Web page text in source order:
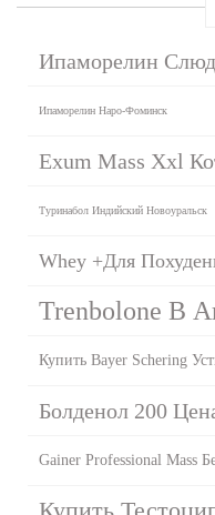
Ипаморелин
Ипаморелин Наро-Фоминск
Exum Mass Xxl
Туринабол Индийский Новоуральск
Whey +Для
Trenbolone В
Купить Bayer Schering
Болденол 200
Gainer Professional Mass